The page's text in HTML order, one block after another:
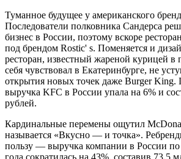
Туманное будущее у американского
Последователи полковника Сандерса
бизнес в России, поэтому вскоре
под брендом Rostic' s. Поменяется и
ресторан, известный жареной курицей в
себя чувствовал в Екатеринбурге, не
открытия новых точек даже Burger King.
выручка KFC в России упала на 6% и
рублей.
Кардинальные перемены ощутил
называется «Вкусно — и точка».
пользу — выручка компании в России
года сократилась на 43%, составив 73,5